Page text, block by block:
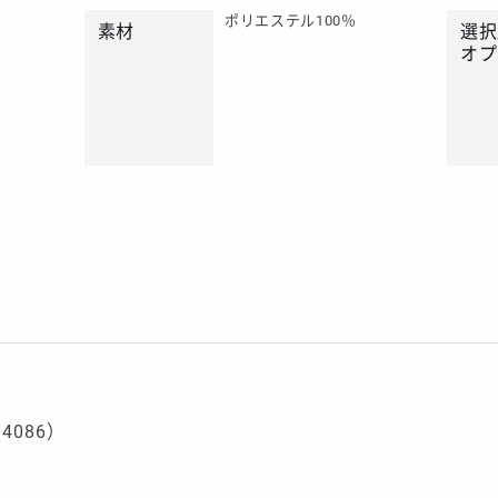
素材
ポリエステル100％
選
オ
）